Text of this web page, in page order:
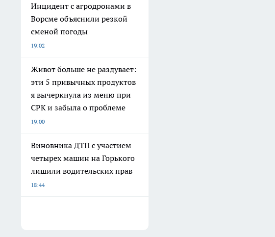
Инцидент с агродронами в
Ворсме объяснили резкой
сменой погоды
19:02
Живот больше не раздувает:
эти 5 привычных продуктов
я вычеркнула из меню при
СРК и забыла о проблеме
19:00
Виновника ДТП с участием
четырех машин на Горького
лишили водительских прав
18:44